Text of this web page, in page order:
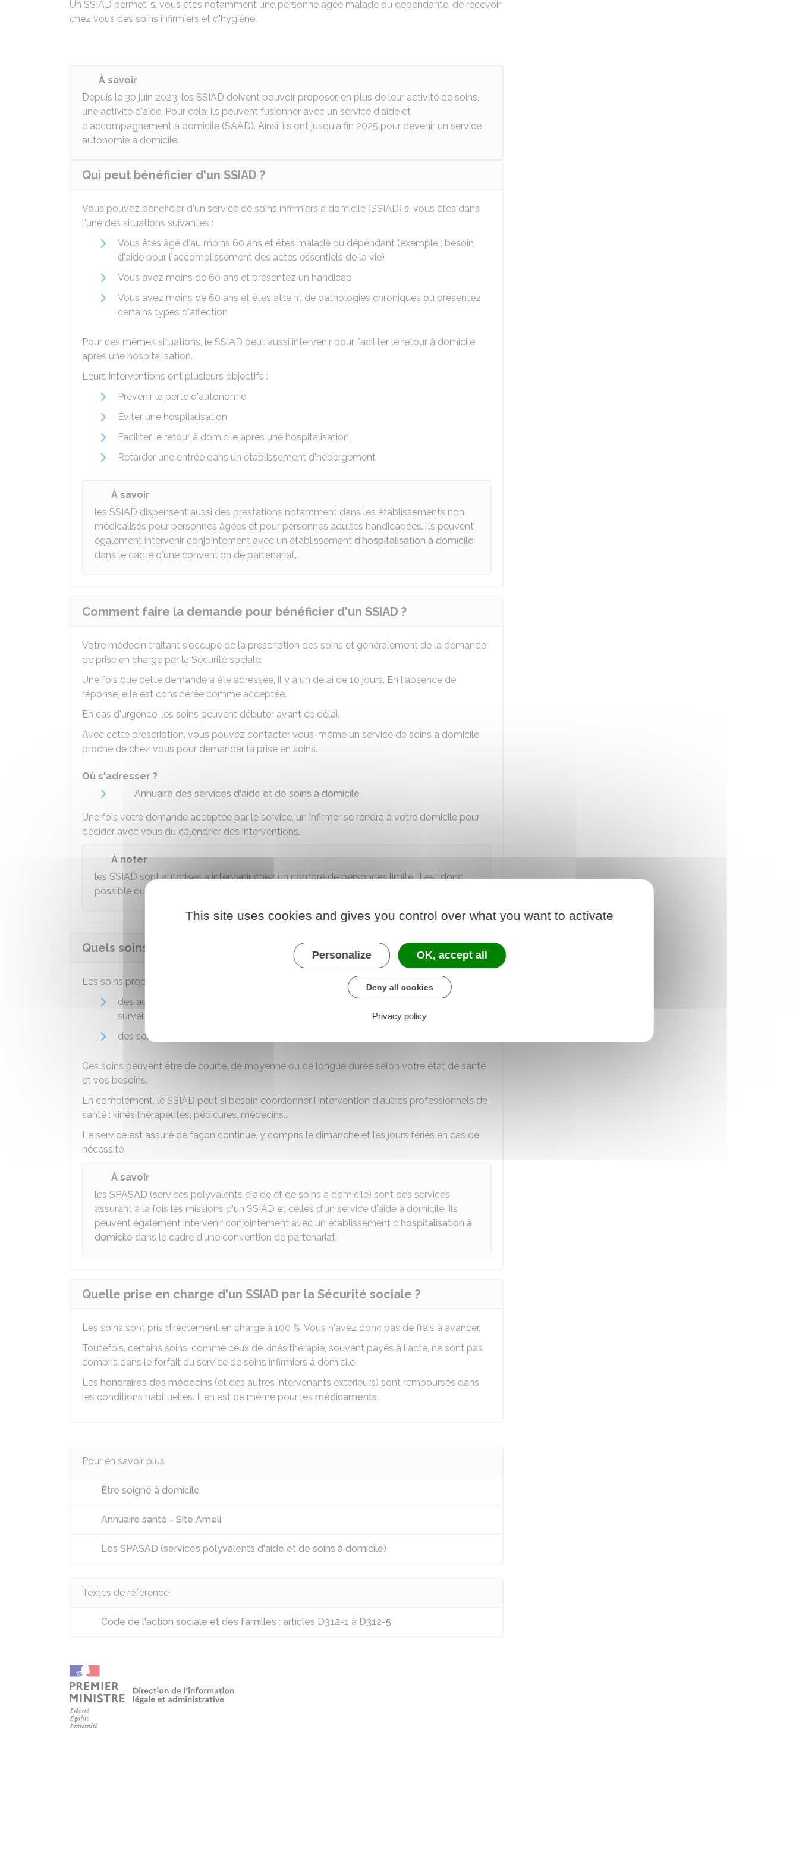
Un SSIAD permet, si vous êtes notamment une personne âgée malade ou dépendante, de recevoir
chez vous des soins infirmiers et d'hygiène.
À savoir
Depuis le 30 juin 2023, les SSIAD doivent pouvoir proposer, en plus de leur activité de soins,
une activité d'aide. Pour cela, ils peuvent fusionner avec un service d'aide et
d'accompagnement à domicile (SAAD). Ainsi, ils ont jusqu'à fin 2025 pour devenir un service
autonomie à domicile.
Qui peut bénéficier d'un SSIAD ?
Vous pouvez bénéficier d'un service de soins infirmiers à domicile (SSIAD) si vous êtes dans
l'une des situations suivantes :
Vous êtes âgé d'au moins 60 ans et êtes malade ou dépendant (exemple : besoin
d'aide pour l'accomplissement des actes essentiels de la vie)
Vous avez moins de 60 ans et présentez un handicap
Vous avez moins de 60 ans et êtes atteint de pathologies chroniques ou présentez
certains types d'affection
Pour ces mêmes situations, le SSIAD peut aussi intervenir pour faciliter le retour à domicile
après une hospitalisation.
Leurs interventions ont plusieurs objectifs :
Prévenir la perte d'autonomie
Éviter une hospitalisation
Faciliter le retour à domicile après une hospitalisation
Retarder une entrée dans un établissement d'hébergement
À savoir
les SSIAD dispensent aussi des prestations notamment dans les établissements non
médicalisés pour personnes âgées et pour personnes adultes handicapées. Ils peuvent
également intervenir conjointement avec un établissement d'hospitalisation à domicile
dans le cadre d'une convention de partenariat.
Comment faire la demande pour bénéficier d'un SSIAD ?
Votre médecin traitant s'occupe de la prescription des soins et généralement de la demande
de prise en charge par la Sécurité sociale.
Une fois que cette demande a été adressée, il y a un délai de 10 jours. En l'absence de
réponse, elle est considérée comme acceptée.
En cas d'urgence, les soins peuvent débuter avant ce délai.
Avec cette prescription, vous pouvez contacter vous-même un service de soins à domicile
proche de chez vous pour demander la prise en soins.
Où s'adresser ?
Annuaire des services d'aide et de soins à domicile
Une fois votre demande acceptée par le service, un infirmer se rendra à votre domicile pour
décider avec vous du calendrier des interventions.
À noter
les SSIAD sont autorisés à intervenir chez un nombre de personnes limité. Il est donc
possible que vous soyez mis sur liste d'attente jusqu'à ce qu'une place se libère.
Quels soins sont proposés avec un SSIAD ?
Les soins proposés peuvent être :
des actes infirmiers (pansement, injections, distribution de médicaments...) et de
surveillance médicale,
des soins d'assistance pour la toilette et l'hygiène.
Ces soins peuvent être de courte, de moyenne ou de longue durée selon votre état de santé
et vos besoins.
En complément, le SSIAD peut si besoin coordonner l'intervention d'autres professionnels de
santé : kinésithérapeutes, pédicures, médecins...
Le service est assuré de façon continue, y compris le dimanche et les jours fériés en cas de
nécessité.
À savoir
les SPASAD (services polyvalents d'aide et de soins à domicile) sont des services
assurant à la fois les missions d'un SSIAD et celles d'un service d'aide à domicile. Ils
peuvent également intervenir conjointement avec un établissement d'hospitalisation à
domicile dans le cadre d'une convention de partenariat.
Quelle prise en charge d'un SSIAD par la Sécurité sociale ?
Les soins sont pris directement en charge à 100 %. Vous n'avez donc pas de frais à avancer.
Toutefois, certains soins, comme ceux de kinésithérapie, souvent payés à l'acte, ne sont pas
compris dans le forfait du service de soins infirmiers à domicile.
Les honoraires des médecins (et des autres intervenants extérieurs) sont remboursés dans
les conditions habituelles. Il en est de même pour les médicaments.
Pour en savoir plus
Être soigné à domicile
Annuaire santé - Site Ameli
Les SPASAD (services polyvalents d'aide et de soins à domicile)
Textes de référence
Code de l'action sociale et des familles : articles D312-1 à D312-5
This site uses cookies and gives you control over what you want to activate
Personalize OK, accept all
Deny all cookies
Privacy policy